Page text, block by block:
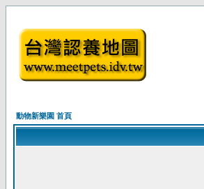
動物新樂園 首頁